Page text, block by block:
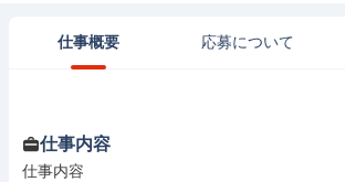
仕事概要 応募について
仕事内容
仕事内容